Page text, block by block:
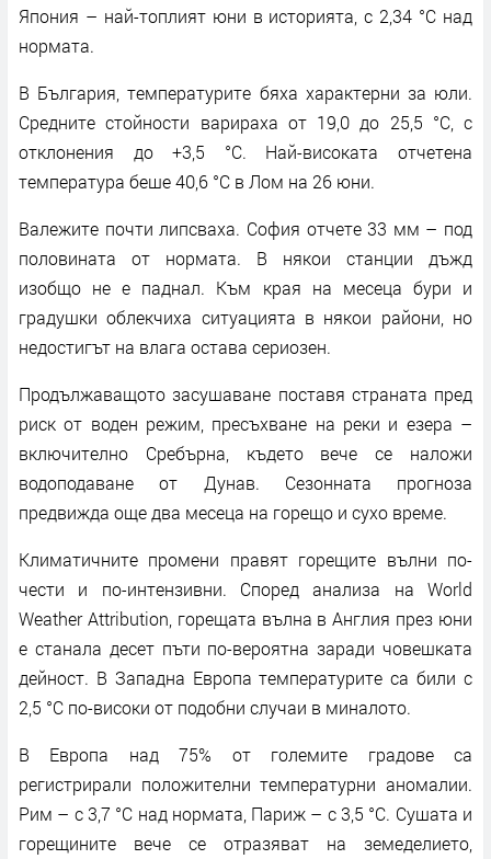
Япония – най-топлият юни в историята, с 2,34 °C над
нормата.
В България, температурите бяха характерни за юли.
Средните стойности варираха от 19,0 до 25,5 °C, с
отклонения до +3,5 °C. Най-високата отчетена
температура беше 40,6 °C в Лом на 26 юни.
Валежите почти липсваха. София отчете 33 мм – под
половината от нормата. В някои станции дъжд
изобщо не е паднал. Към края на месеца бури и
градушки облекчиха ситуацията в някои райони, но
недостигът на влага остава сериозен.
Продължаващото засушаване поставя страната пред
риск от воден режим, пресъхване на реки и езера –
включително Сребърна, където вече се наложи
водоподаване от Дунав. Сезонната прогноза
предвижда още два месеца на горещо и сухо време.
Климатичните промени правят горещите вълни по-
чести и по-интензивни. Според анализа на World
Weather Attribution, горещата вълна в Англия през юни
е станала десет пъти по-вероятна заради човешката
дейност. В Западна Европа температурите са били с
2,5 °C по-високи от подобни случаи в миналото.
В Европа над 75% от големите градове са
регистрирали положителни температурни аномалии.
Рим – с 3,7 °C над нормата, Париж – с 3,5 °C. Сушата и
горещините вече се отразяват на земеделието,